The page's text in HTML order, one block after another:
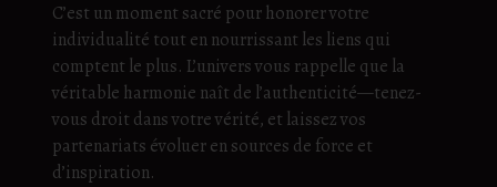
C’est un moment sacré pour honorer votre
individualité tout en nourrissant les liens qui
comptent le plus. L’univers vous rappelle que la
véritable harmonie naît de l’authenticité—tenez-
vous droit dans votre vérité, et laissez vos
partenariats évoluer en sources de force et
d’inspiration.